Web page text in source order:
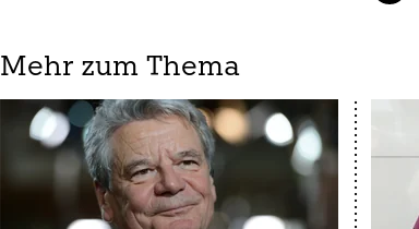
Mehr zum Thema